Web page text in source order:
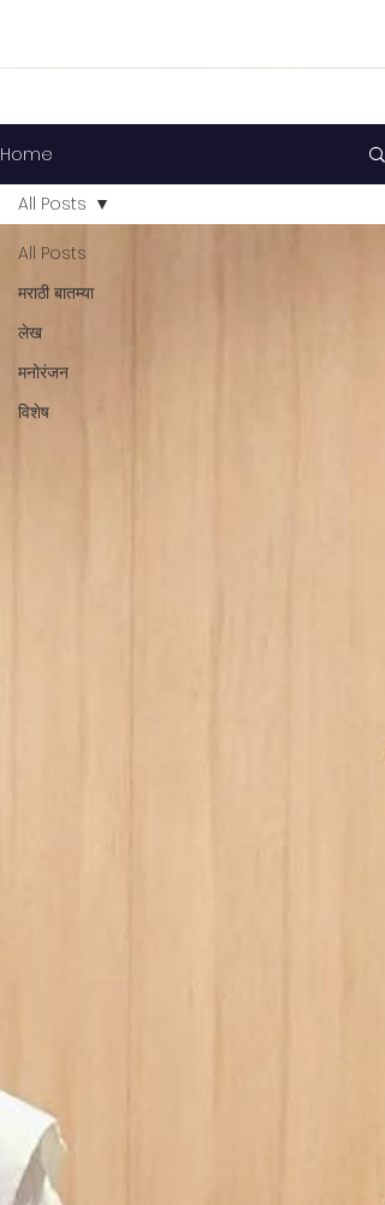
Home
All Posts
मराठी बातम्या
लेख
मनोरंजन
विशेष
All Posts